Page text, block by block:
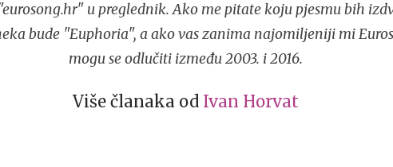
u preglednik. Ako me pitate koju pjesmu bih
bude "Euphoria", a ako vas zanima najomiljeniji mi
mogu se odlučiti između 2003. i 2016.
Više članaka od Ivan Horvat